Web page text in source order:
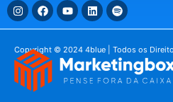
Copyright © 2024 4blue | Todos os